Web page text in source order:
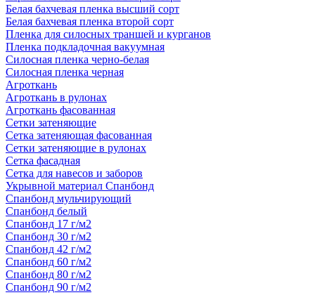
Белая бахчевая пленка высший сорт
Белая бахчевая пленка второй сорт
Пленка для силосных траншей и курганов
Пленка подкладочная вакуумная
Силосная пленка черно-белая
Силосная пленка черная
Агроткань
Агроткань в рулонах
Агроткань фасованная
Сетки затеняющие
Сетка затеняющая фасованная
Сетки затеняющие в рулонах
Сетка фасадная
Сетка для навесов и заборов
Укрывной материал Спанбонд
Спанбонд мульчирующий
Спанбонд белый
Спанбонд 17 г/м2
Спанбонд 30 г/м2
Спанбонд 42 г/м2
Спанбонд 60 г/м2
Спанбонд 80 г/м2
Спанбонд 90 г/м2